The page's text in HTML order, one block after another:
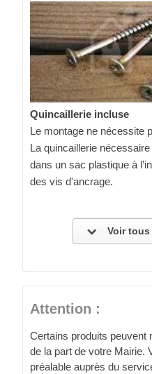
Quincaillerie incluse
Le montage ne nécessite
La quincaillerie
dans un sac plastique à
des vis d'ancrage.
Voir
Attention :
Certains produits peuvent
de la part de votre Mairie.
préalable auprès du